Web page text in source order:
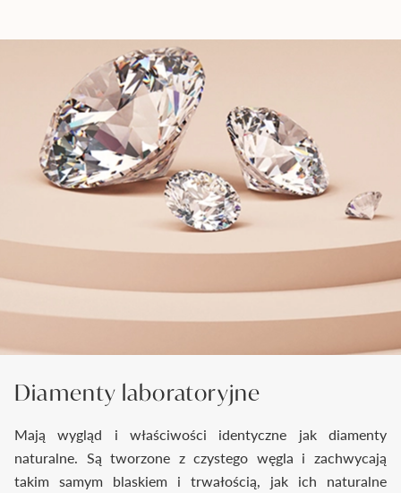
Diamenty laboratoryjne
Mają wygląd i właściwości identyczne jak diamenty
naturalne. Są tworzone z czystego węgla i zachwycają
takim samym blaskiem i trwałością, jak ich naturalne